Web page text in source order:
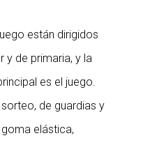
están dirigidos
y de primaria, y la
es el juego.
de guardias y
elástica,